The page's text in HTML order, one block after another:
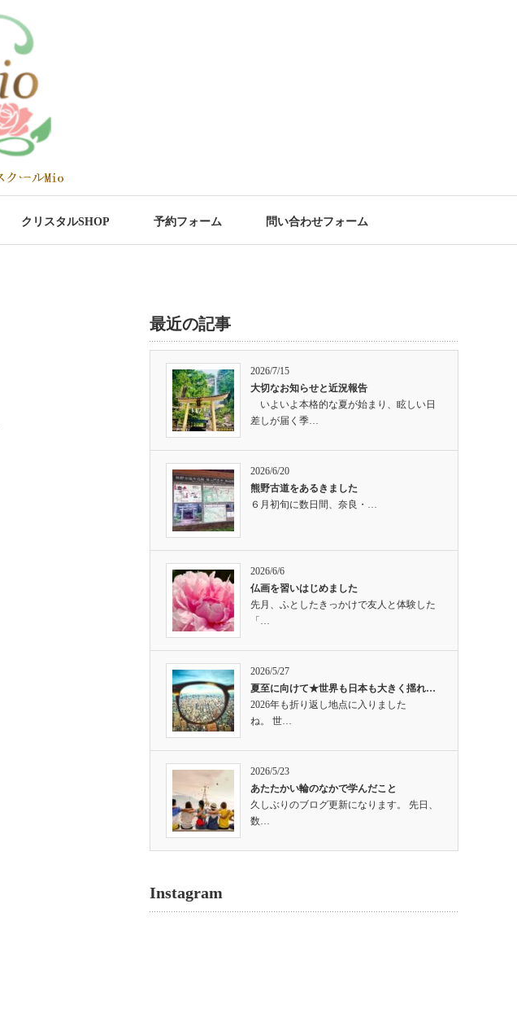
クリスタルSHOP 予約フォーム 問い合わせフォーム
最近の記事
2026/7/15
大切なお知らせと近況報告
いよいよ本格的な夏が始まり、眩しい日
差しが届く季…
2026/6/20
熊野古道をあるきました
６月初旬に数日間、奈良・…
2026/6/6
仏画を習いはじめました
先月、ふとしたきっかけで友人と体験した
「…
2026/5/27
夏至に向けて★世界も日本も大きく揺れ…
2026年も折り返し地点に入りました
ね。 世…
2026/5/23
あたたかい輪のなかで学んだこと
久しぶりのブログ更新になります。 先日、
数…
Instagram